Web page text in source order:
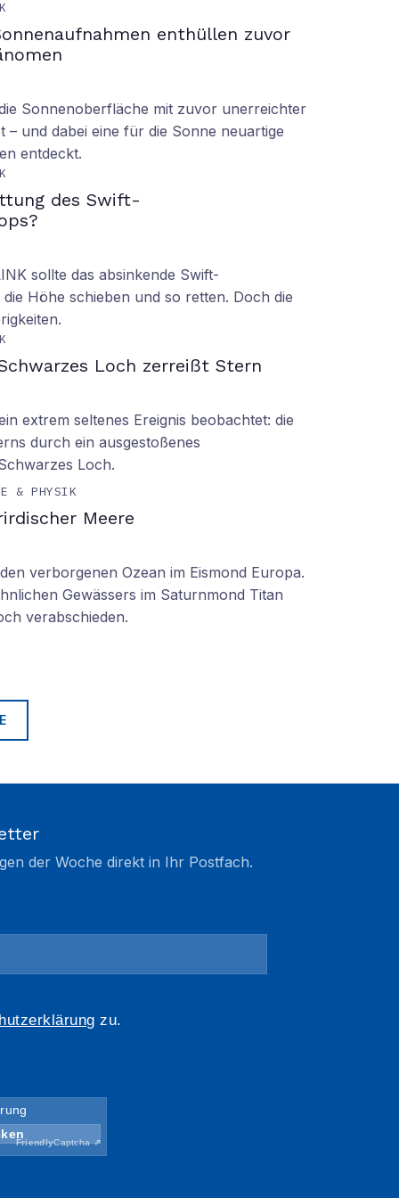
enthüllen zuvor
Sonnenoberfläche mit zuvor unerreichter
– und dabei eine für die Sonne neuartige
entdeckt.
des Swift-
sollte das absinkende Swift-
Höhe schieben und so retten. Doch die
Loch zerreißt Stern
extrem seltenes Ereignis beobachtet: die
durch ein ausgestoßenes
Loch.
& PHYSIK
Meere
verborgenen Ozean im Eismond Europa.
Gewässers im Saturnmond Titan
verabschieden.
der Woche direkt in Ihr Postfach.